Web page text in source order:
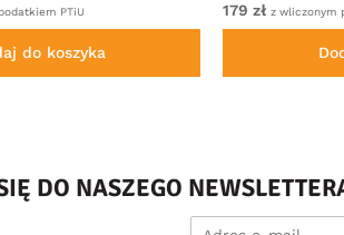
PTiU
do koszyka
179 zł z wliczonym
DO NASZEGO